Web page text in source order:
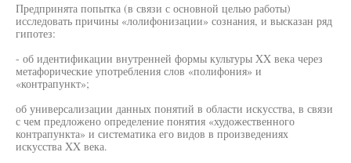
Предпринята попытка (в связи с основной целью работы)
исследовать причины «лолифонизации» сознания, и высказан ряд
гипотез:
- об идентификации внутренней формы культуры XX века через
метафорические употребления слов «полифония» и
«контрапункт»;
об универсализации данных понятий в области искусства, в связи
с чем предложено определение понятия «художественного
контрапункта» и систематика его видов в произведениях
искусства XX века.